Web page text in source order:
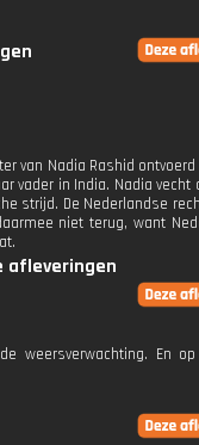
van Nadia Rashid ontvoerd
vader in India. Nadia vecht
strijd. De Nederlandse
niet terug, want
afleveringen
weersverwachting. En